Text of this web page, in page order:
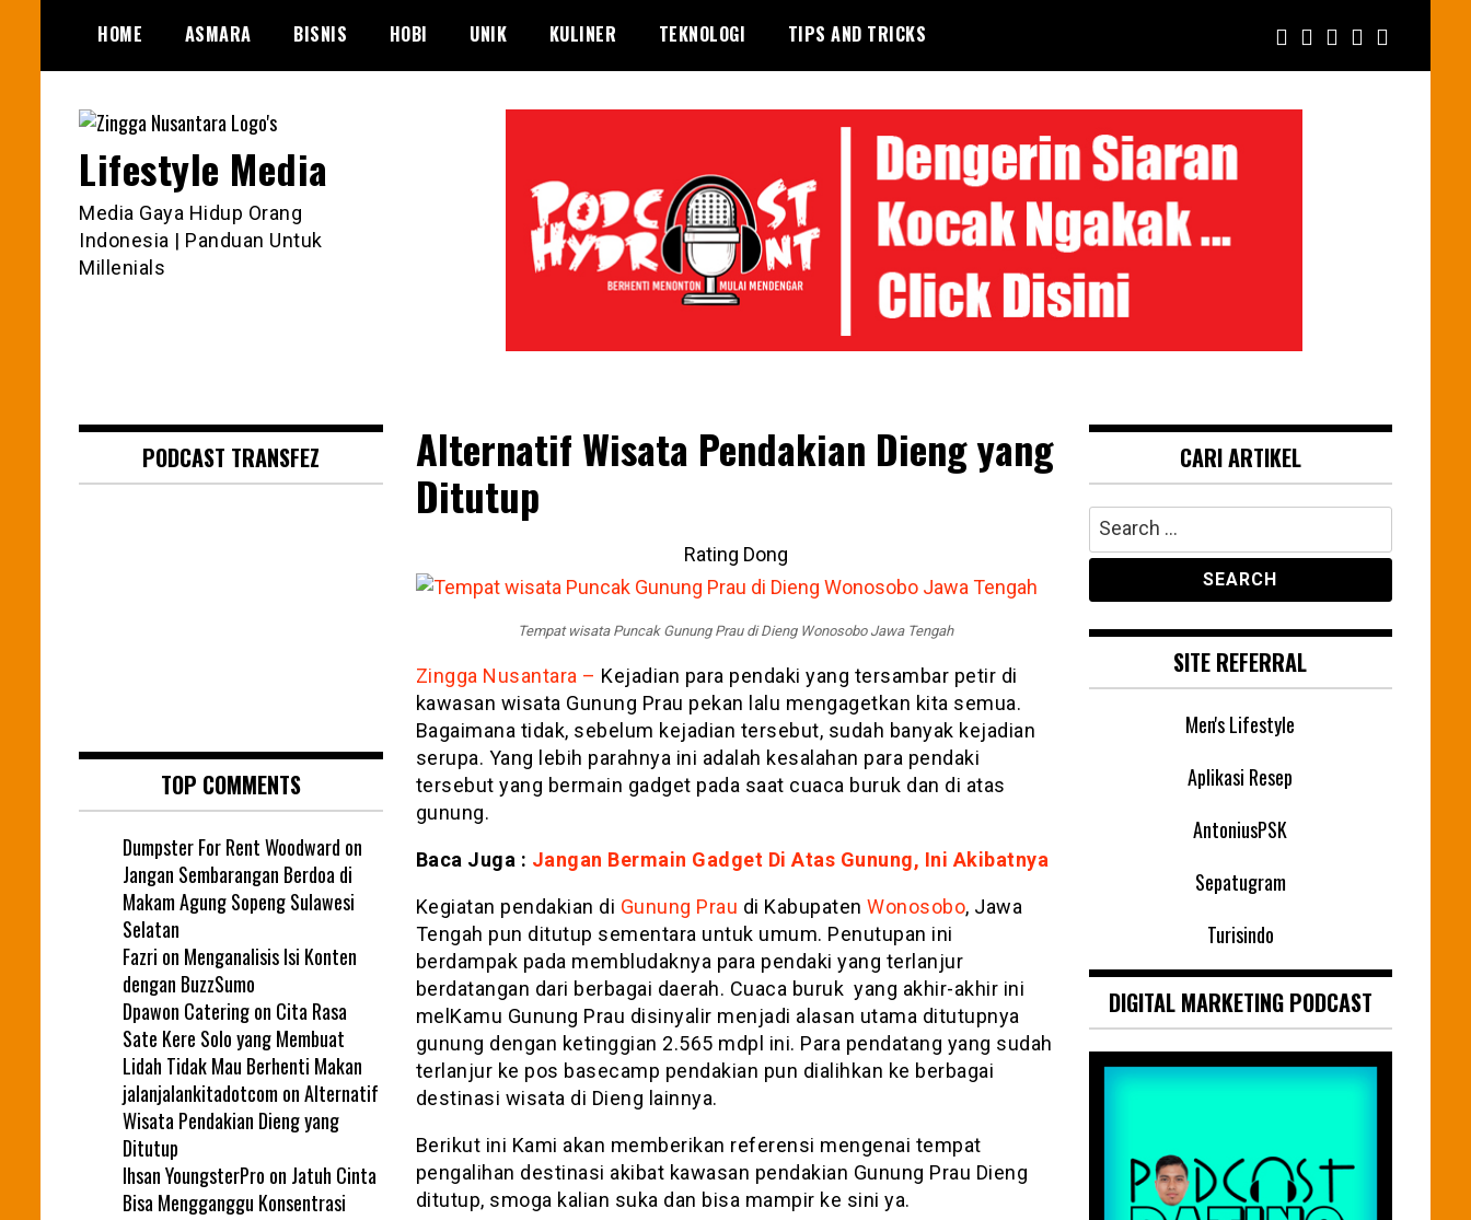
content
HOME ASMARA BISNIS HOBI UNIK KULINER TEKNOLOGI TIPS AND TRICKS
Lifestyle Media
Media Gaya Hidup Orang
Indonesia | Panduan Untuk
Millenials
Alternatif Wisata Pendakian Dieng yang
Ditutup
Rating Dong
Tempat wisata Puncak Gunung Prau di Dieng Wonosobo Jawa Tengah
Zingga Nusantara – Kejadian para pendaki yang tersambar petir di
kawasan wisata Gunung Prau pekan lalu mengagetkan kita semua.
Bagaimana tidak, sebelum kejadian tersebut, sudah banyak kejadian
serupa. Yang lebih parahnya ini adalah kesalahan para pendaki
tersebut yang bermain gadget pada saat cuaca buruk dan di atas
gunung.
Baca Juga : Jangan Bermain Gadget Di Atas Gunung, Ini Akibatnya
Kegiatan pendakian di Gunung Prau di Kabupaten Wonosobo, Jawa
Tengah pun ditutup sementara untuk umum. Penutupan ini
berdampak pada membludaknya para pendaki yang terlanjur
berdatangan dari berbagai daerah. Cuaca buruk yang akhir-akhir ini
melKamu Gunung Prau disinyalir menjadi alasan utama ditutupnya
gunung dengan ketinggian 2.565 mdpl ini. Para pendatang yang sudah
terlanjur ke pos basecamp pendakian pun dialihkan ke berbagai
destinasi wisata di Dieng lainnya.
Berikut ini Kami akan memberikan referensi mengenai tempat
pengalihan destinasi akibat kawasan pendakian Gunung Prau Dieng
ditutup, smoga kalian suka dan bisa mampir ke sini ya.
PODCAST TRANSFEZ
TOP COMMENTS
Dumpster For Rent Woodward on
Jangan Sembarangan Berdoa di
Makam Agung Sopeng Sulawesi
Selatan
Fazri on Menganalisis Isi Konten
dengan BuzzSumo
Dpawon Cateringon Cita Rasa
Sate Kere Solo yang Membuat
Lidah Tidak Mau Berhenti Makan
jalanjalankitadotcom onAlternatif
Wisata Pendakian Dieng yang
Ditutup
Ihsan YoungsterPro on Jatuh Cinta
Bisa Mengganggu Konsentrasi
CARI ARTIKEL
Search
for:
SITE REFERRAL
Men's Lifestyle
Aplikasi Resep
AntoniusPSK
Sepatugram
Turisindo
DIGITAL MARKETING PODCAST